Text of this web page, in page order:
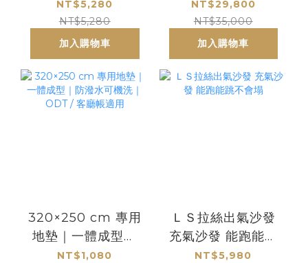
NT$5,280
NT$5,280
加入購物車
雨衣雙模・17cm 氣
柱・TC 科技棉・觀
星窗
NT$29,800
NT$35,000
加入購物車
320×250 cm 專用
地墊｜一體成型｜
防潑水可機洗｜
NT$1,080
ＬＳ拉絲出氣沙發
充氣沙發 能跑能跳
不會塌
NT$5,980